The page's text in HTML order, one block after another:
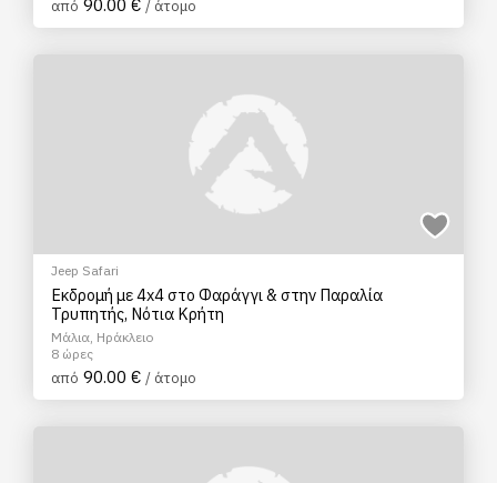
από 90.00 € / άτομο
Jeep Safari
Εκδρομή με 4x4 στο Φαράγγι & στην Παραλία
Τρυπητής, Νότια Κρήτη
Μάλια, Ηράκλειο
8 ώρες
από 90.00 € / άτομο